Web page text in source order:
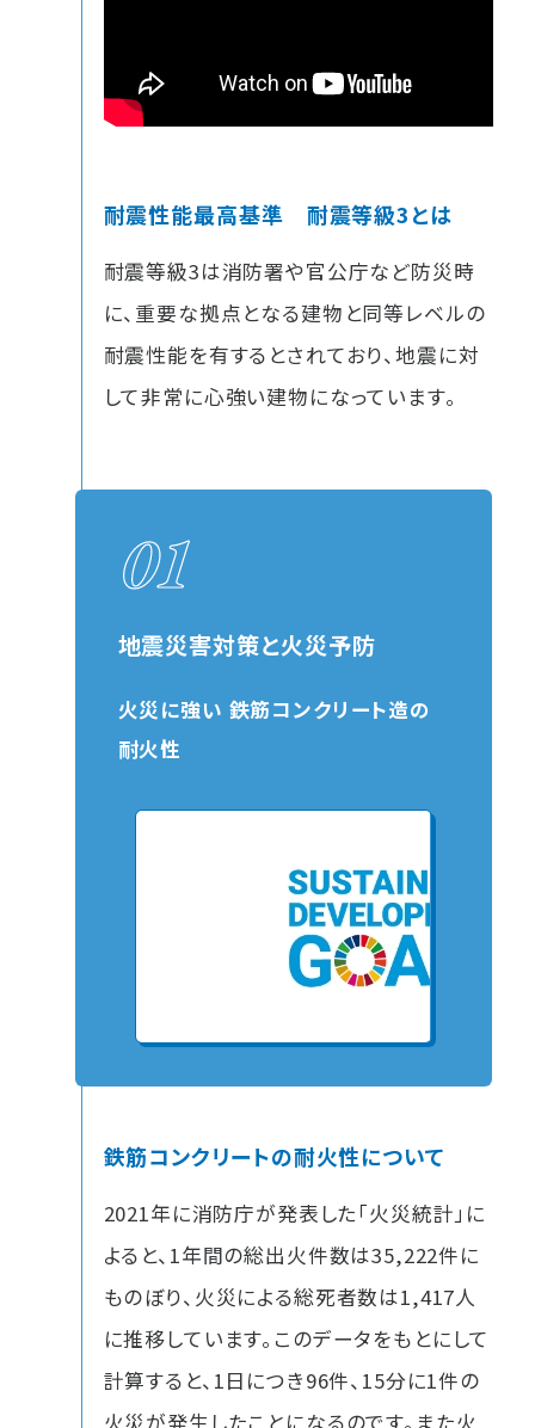
耐震性能最高基準 耐震等級3とは
耐震等級3は消防署や官公庁など防災時
に、重要な拠点となる建物と同等レベルの
耐震性能を有するとされており、地震に対
して非常に心強い建物になっています。
地震災害対策と火災予防
火災に強い 鉄筋コンクリート造の
耐火性
鉄筋コンクリートの耐火性について
2021年に消防庁が発表した「火災統計」に
よると、1年間の総出火件数は35,222件に
ものぼり、火災による総死者数は1,417人
に推移しています。このデータをもとにして
計算すると、1日につき96件、15分に1件の
火災が発生したことになるのです。また火